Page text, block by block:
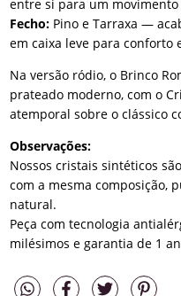
entre si para um
Fecho: Pino e Tarraxa —
em caixa leve para conforto
Na versão ródio, o Brinco
prateado moderno, com o
atemporal sobre o clássico
Observações:
Nossos cristais sintéticos
com a mesma composição,
natural.
Peça com tecnologia
milésimos e garantia de 1